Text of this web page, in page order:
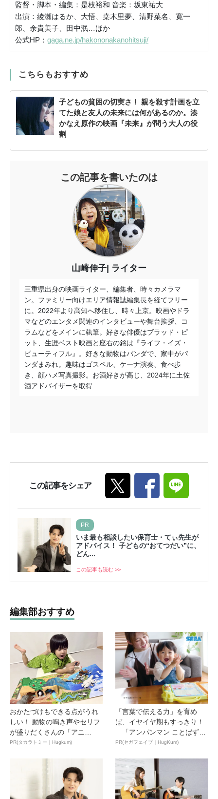
監督・脚本・編集：是枝裕和 音楽：坂東祐大
出演：綾瀬はるか、大悟、桒木里夢、清野菜名、寛一
郎、余貴美子、田中泯…ほか
公式HP： gaga.ne.jp/hakononakanohitsuji/
こちらもおすすめ
子どもの貧困の切実さ！ 親を殺す計画を立
てた娘と友人の未来には何があるのか。湊
かなえ原作の映画『未来』が問う大人の役
割
この記事を書いたのは
山崎伸子 ライター
三重県出身の映画ライター、編集者、時々カメラマ
ン。ファミリー向けエリア情報誌編集長を経てフリー
に。2022年より高知へ移住し、時々上京。映画やドラ
マなどのエンタメ関連のインタビューや舞台挨拶、コ
ラムなどをメインに執筆。好きな俳優はブラッド・ピ
ット、生涯ベスト映画と座右の銘は『ライフ・イズ・
ビューティフル』。好きな動物はパンダで、家中がパ
ンダまみれ。趣味はゴスペル、ケーナ演奏、食べ歩
き、顔ハメ写真撮影。お酒好きが高じ、2024年に土佐
酒アドバイザーを取得
この記事をシェア
PR
いま最も相談したい保育士・てぃ先生が
アドバイス！ 子どもの“おてつだい”に、
どん...
この記事も読む >>
編集部おすすめ
おかたづけもできる点がうれ
しい！ 動物の鳴き声やセリフ
が盛りだくさんの「アニ
ア ...
PR(タカラトミー｜Hugkum)
「言葉で伝える力」を育め
ば、イヤイヤ期もすっきり！
「アンパンマン ことばずか
ん...
PR(セガフェイブ｜HugKum)